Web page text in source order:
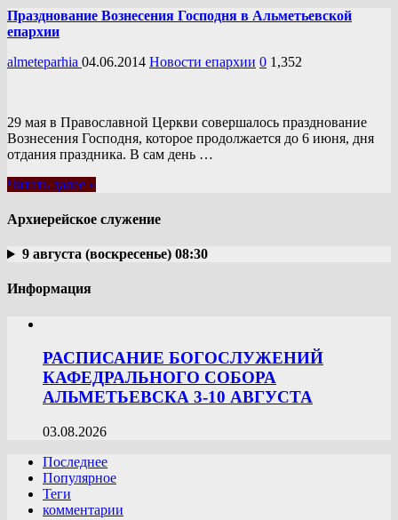
Празднование Вознесения Господня в Альметьевской
епархии
almeteparhia 04.06.2014 Новости епархии 0 1,352
29 мая в Православной Церкви совершалось празднование
Вознесения Господня, которое продолжается до 6 июня, дня
отдания праздника. В сам день …
Читать далее »
Архиерейское служение
9 августа (воскресенье) 08:30
Информация
РАСПИСАНИЕ БОГОСЛУЖЕНИЙ
КАФЕДРАЛЬНОГО СОБОРА
АЛЬМЕТЬЕВСКА 3-10 АВГУСТА
03.08.2026
Последнее
Популярное
Теги
комментарии